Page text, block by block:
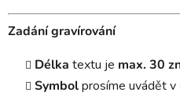
Zadání gravírování
Délka textu je max. 30
Symbolprosíme uvádět v